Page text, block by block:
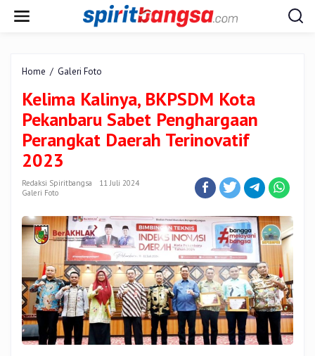
Home / Galeri Foto
BKPSDM
Kota
Pekanbaru
Sabet
Daerah
Kelima Kalinya, BKPSDM Kota
Pekanbaru Sabet Penghargaan
Perangkat Daerah Terinovatif
2023
Redaksi Spiritbangsa
11 Juli 2024
Galeri Foto